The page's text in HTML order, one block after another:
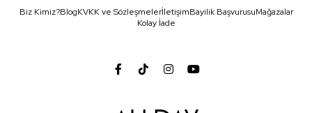
Biz Kimiz?BlogKVKK ve SözleşmelerİletişimBayilik BaşvurusuMağazalar
Kolay İade